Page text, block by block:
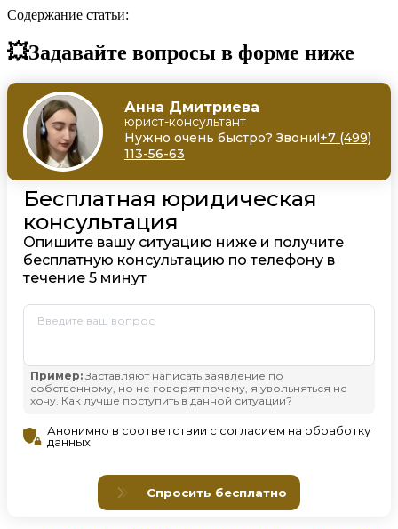
Содержание статьи:
💥Задавайте вопросы в форме ниже